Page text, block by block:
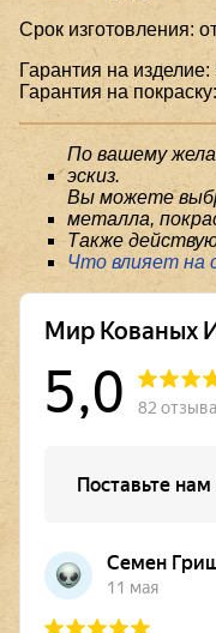
Срок изготовления:
Гарантия на изделие:
Гарантия на
По вашему
эскиз.
Вы можете
металла,
Также
Что влияет на